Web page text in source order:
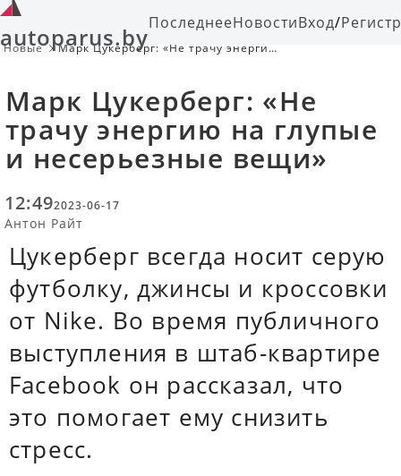
autoparus.byПоследнееНовостиВход/
Новые
Марк Цукерберг: «Не трачу энергию
Марк Цукерберг: «Не
трачу энергию на глупые
и несерьезные вещи»
12:492023-06-17
Антон Райт
Цукерберг всегда носит серую
футболку, джинсы и кроссовки
от Nike. Во время публичного
выступления в штаб-квартире
Facebook он рассказал, что
это помогает ему снизить
стресс.